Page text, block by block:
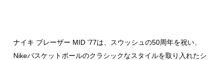
ナイキ ブレーザー MID ’77は、スウッシュの50周年を祝い、
Nikeバスケットボールのクラシックなスタイルを取り入れたシ